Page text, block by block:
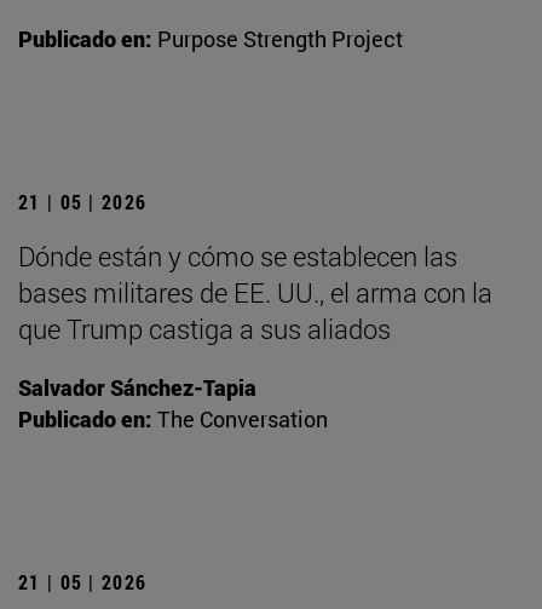
Publicado en: Purpose Strength Project
21 | 05 | 2026
Dónde están y cómo se establecen las
bases militares de EE. UU., el arma con la
que Trump castiga a sus aliados
Salvador Sánchez-Tapia
Publicado en: The Conversation
21 | 05 | 2026